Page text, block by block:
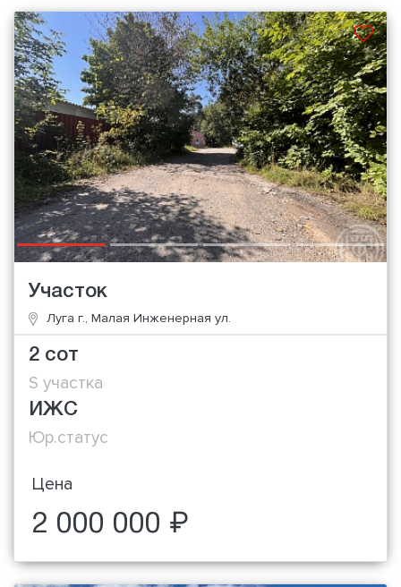
Участок
Луга г., Малая Инженерная ул.
2 сот
S участка
ИЖС
Юр.статус
Цена
2 000 000 ₽